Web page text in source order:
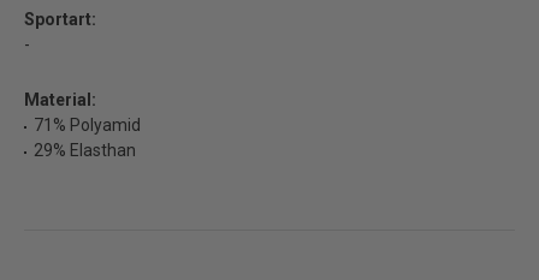
Sportart:
-
Material:
71% Polyamid
29% Elasthan